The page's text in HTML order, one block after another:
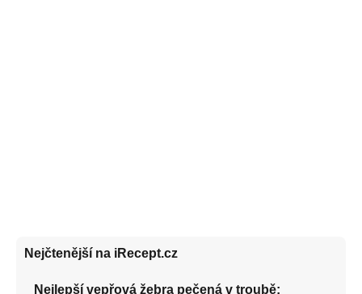
Nejčtenější na iRecept.cz
Nejlepší vepřová žebra pečená v troubě: